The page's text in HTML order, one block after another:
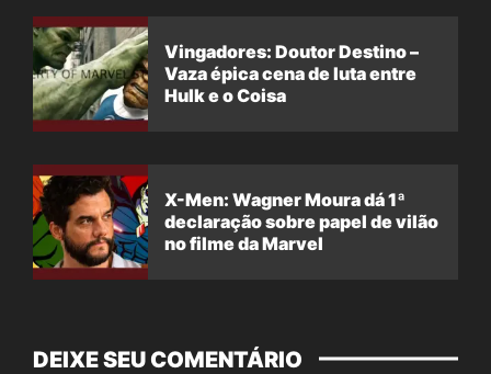
Vingadores: Doutor Destino –
Vaza épica cena de luta entre
Hulk e o Coisa
X-Men: Wagner Moura dá 1ª
declaração sobre papel de vilão
no filme da Marvel
DEIXE SEU COMENTÁRIO